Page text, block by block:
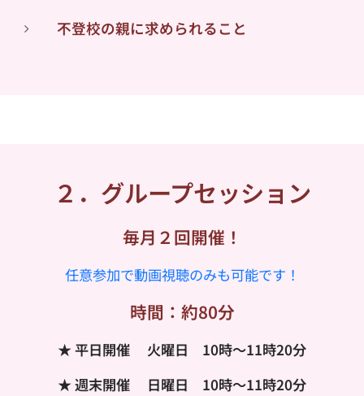
不登校の親に求められること
２．グループセッション
毎月２回開催！
任意参加で動画視聴のみも可能です！
時間：約80分
★ 平日開催 火曜日 10時〜11時20分
★ 週末開催 日曜日 10時〜11時20分